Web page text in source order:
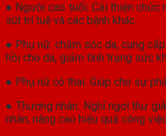
● Người cao tuổi: Cải thiện chức
sút trí tuệ và các bệnh khác.
● Phụ nữ: chăm sóc da, cung
hồi cho da, giảm tình trạng sức
● Phụ nữ có thai: Giúp cho sự
● Thương nhân: Nghỉ ngơi thư
nhân, nâng cao hiệu quả công